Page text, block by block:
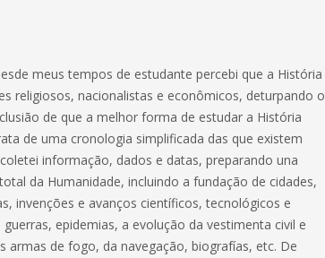
meus tempos de estudante percebi que a História
religiosos, nacionalistas e econômicos, deturpando o
de que a melhor forma de estudar a História
de uma cronologia simplificada das que existem
informação, dados e datas, preparando una
da Humanidade, incluindo a fundação de cidades,
invenções e avanços científicos, tecnológicos e
epidemias, a evolução da vestimenta civil e
armas de fogo, da navegação, biografías, etc. De